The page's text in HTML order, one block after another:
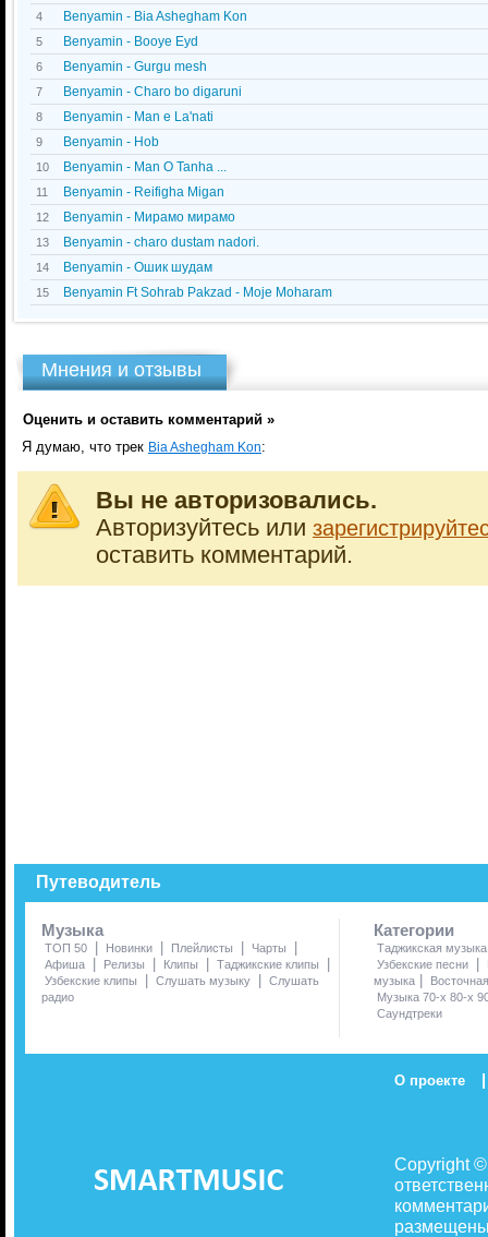
4 Benyamin - Bia Ashegham Kon
5 Benyamin - Booye Eyd
6 Benyamin - Gurgu mesh
7 Benyamin - Charo bo digaruni
8 Benyamin - Man e La'nati
9 Benyamin - Hob
10 Benyamin - Man O Tanha ...
11 Benyamin - Reifigha Migan
12 Benyamin - Мирамо мирамо
13 Benyamin - charo dustam nadori.
14 Benyamin - Ошик шудам
15 Benyamin Ft Sohrab Pakzad - Moje Moharam
Мнения и отзывы
Оценить и оставить комментарий »
Я думаю, что трек Bia Ashegham Kon:
Вы не авторизовались.
Авторизуйтесь или
оставить комментарий.
Путеводитель
Музыка
ТОП 50 | Новинки | Плейлисты | Чарты |
Афиша | Релизы | Клипы | Таджикские клипы |
Узбекские клипы | Слушать музыку | Слушать
радио
Категории
Таджикская музыка
Узбекские песни
|
музыка |
Музыка 70-х 80-х
Саундтреки
О проекте |
Copyright
размещены